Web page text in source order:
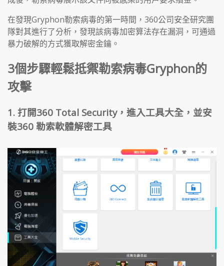
在發現Gryphon勒索病毒的第一時間，360公司安全研究團
隊對其進行了分析，發現該病毒加密算法存在漏洞，可通過
暴力破解的方式獲取解密金鑰。
3個步驟輕鬆抵禦勒索病毒Gryphon的
攻擊
1. 打開360 Total Security，進入工具大全， 並安
裝360 勒索軟體解密工具